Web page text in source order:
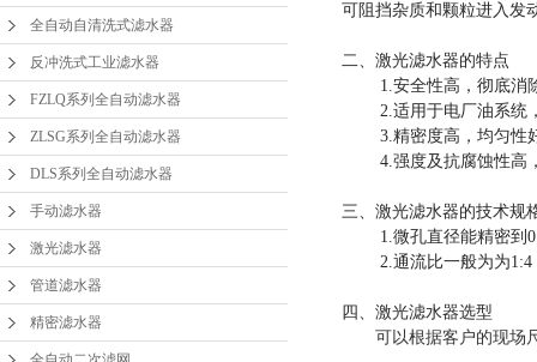
二次滤网
全自动自清洗式滤水器
反冲洗式工业滤水器
FZLQ系列全自动滤水器
ZLSG系列全自动滤水器
DLS系列全自动滤水器
手动滤水器
激光滤水器
管道滤水器
精密滤水器
可阻挡杂质和颗粒进入发
二、激光滤水器的特点
1.安全性高，彻底消除
2.适用于电厂油系统
3.精密度高，均匀性好
4.强度及抗腐蚀性高，
三、激光滤水器的技术规
1.微孔直径能精密到
2.通流比一般为为1:4，
四、激光滤水器选型
可以根据客户的现场尺